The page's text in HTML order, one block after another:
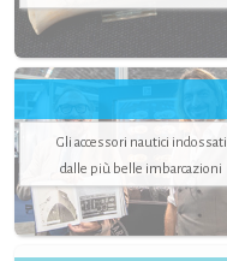
Gli accessori nautici indossati
dalle più belle imbarcazioni